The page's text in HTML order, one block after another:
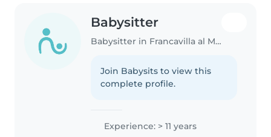
Babysitter
Babysitter in Francavilla al Mare
Join Babysits to view this
complete profile.
Experience: > 11 years